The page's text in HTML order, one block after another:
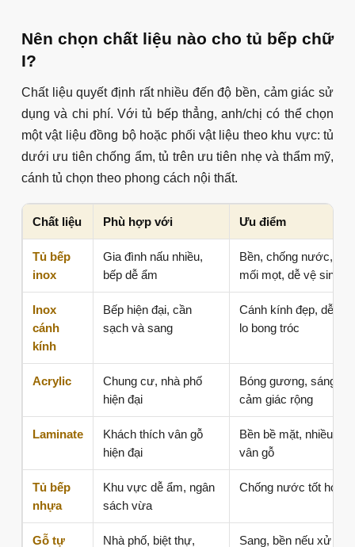
Phối Laminate vân gỗ với Acrylic giúp cân bằng giữa độ bền
bề mặt và thẩm mỹ.
Phù hợp nhà phố hoặc biệt thự cần phong cách sang trọng,
Nên chọn chất liệu nào cho tủ bếp chữ
Chất liệu quyết định rất nhiều đến độ bền, cảm giác sử
một vật liệu đồng bộ hoặc phối vật liệu theo khu vực: tủ